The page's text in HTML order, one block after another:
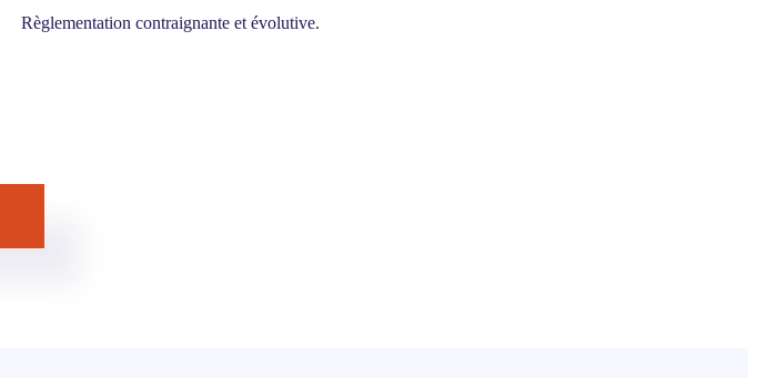
Règlementation contraignante et évolutive.